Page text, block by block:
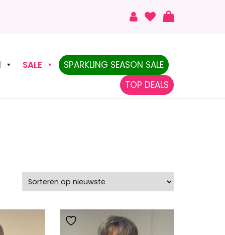
SALE
SPARKLING SEASON SALE
TOP DEALS